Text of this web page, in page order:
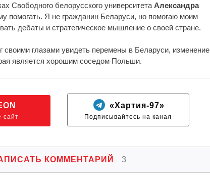
Свободного белорусского университета Александра
помогать. Я не гражданин Беларуси, но помогаю моим
дебаты и стратегическое мышление о своей стране.
глазами увидеть перемены в Беларуси, изменение
является хорошим соседом Польши.
сайт
«Хартия-97»
Подписывайтесь на канал
КОММЕНТАРИЙ 3